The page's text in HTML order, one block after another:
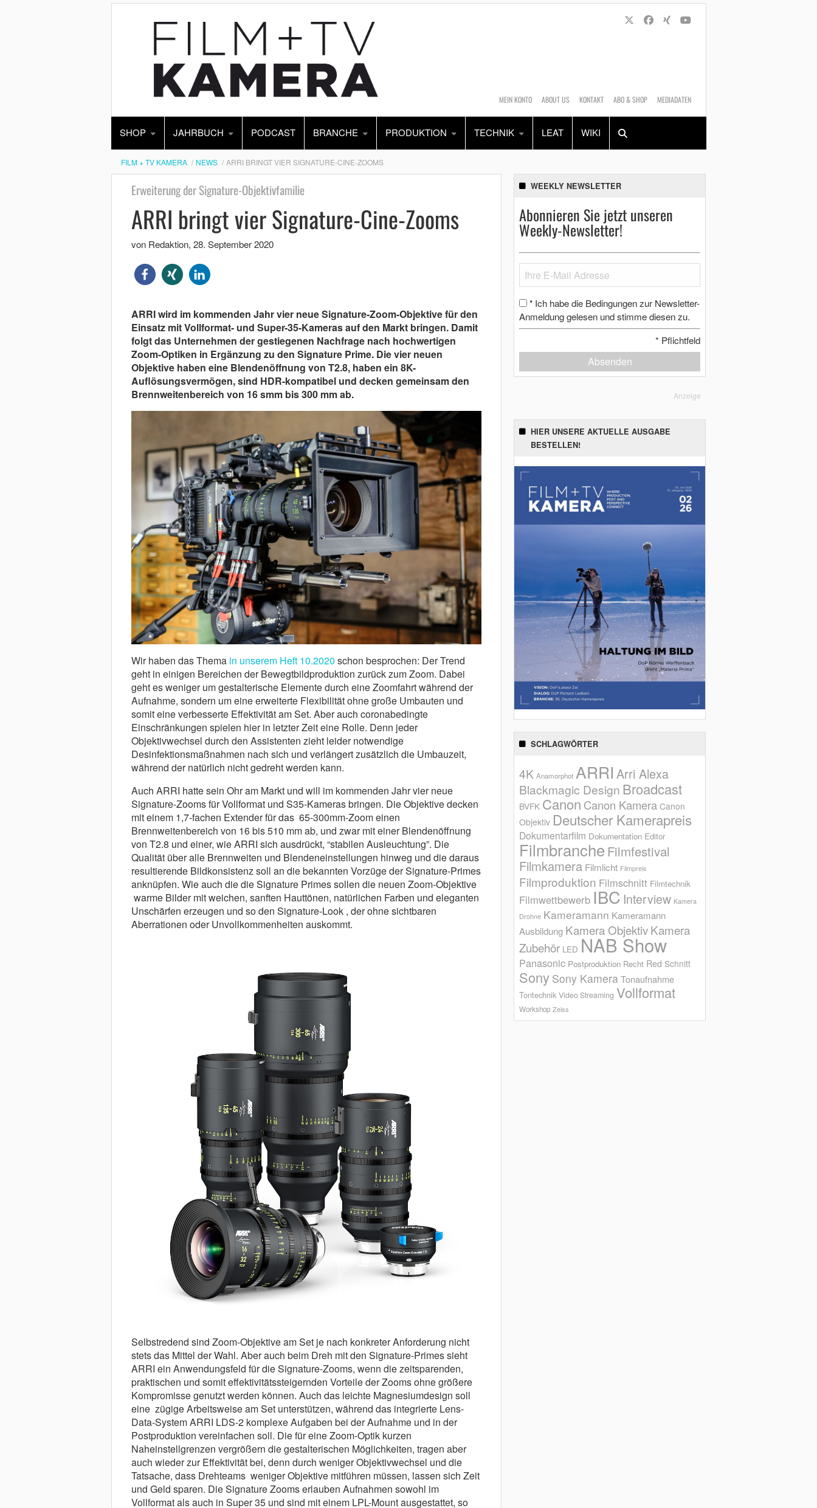
MEIN KONTO ABOUT US KONTAKT ABO & SHOP MEDIADATEN
SHOP JAHRBUCH PODCAST BRANCHE PRODUKTION TECHNIK LEAT WIKI
Alles Shop
FILM + TV KAMERA NEWS ARRI BRINGT VIER SIGNATURE-CINE-ZOOMS
Erweiterung der Signature-Objektivfamilie
ARRI bringt vier Signature-Cine-Zooms
von Redaktion, 28. September 2020
ARRI wird im kommenden Jahr vier neue Signature-Zoom-Objektive für den
Einsatz mit Vollformat- und Super-35-Kameras auf den Markt bringen. Damit
folgt das Unternehmen der gestiegenen Nachfrage nach hochwertigen
Zoom-Optiken in Ergänzung zu den Signature Prime. Die vier neuen
Objektive haben eine Blendenöffnung von T2.8, haben ein 8K-
Auflösungsvermögen, sind HDR-kompatibel und decken gemeinsam den
Brennweitenbereich von 16 smm bis 300 mm ab.
Wir haben das Thema in unserem Heft 10.2020 schon besprochen: Der Trend
geht in einigen Bereichen der Bewegtbildproduktion zurück zum Zoom. Dabei
geht es weniger um gestalterische Elemente durch eine Zoomfahrt während der
Aufnahme, sondern um eine erweiterte Flexibilität ohne große Umbauten und
somit eine verbesserte Effektivität am Set. Aber auch coronabedingte
Einschränkungen spielen hier in letzter Zeit eine Rolle. Denn jeder
Objektivwechsel durch den Assistenten zieht leider notwendige
Desinfektionsmaßnahmen nach sich und verlängert zusätzlich die Umbauzeit,
während der natürlich nicht gedreht werden kann.
Auch ARRI hatte sein Ohr am Markt und will im kommenden Jahr vier neue
Signature-Zooms für Vollformat und S35-Kameras bringen. Die Objektive decken
mit einem 1,7-fachen Extender für das 65-300mm-Zoom einen
Brennweitenbereich von 16 bis 510 mm ab, und zwar mit einer Blendenöffnung
von T2.8 und einer, wie ARRI sich ausdrückt, “stabilen Ausleuchtung”. Die
Qualität über alle Brennweiten und Blendeneinstellungen hinweg und die daraus
resultierende Bildkonsistenz soll an die bekannten Vorzüge der Signature-Primes
anknüpfen. Wie auch die die Signature Primes sollen die neuen Zoom-Objektive
warme Bilder mit weichen, sanften Hauttönen, natürlichen Farben und eleganten
Unschärfen erzeugen und so den Signature-Look , der ohne sichtbaren
Aberrationen oder Unvollkommenheiten auskommt.
Selbstredend sind Zoom-Objektive am Set je nach konkreter Anforderung nicht
stets das Mittel der Wahl. Aber auch beim Dreh mit den Signature-Primes sieht
ARRI ein Anwendungsfeld für die Signature-Zooms, wenn die zeitsparenden,
praktischen und somit effektivitätssteigernden Vorteile der Zooms ohne größere
Kompromisse genutzt werden können. Auch das leichte Magnesiumdesign soll
eine zügige Arbeitsweise am Set unterstützen, während das integrierte Lens-
Data-System ARRI LDS-2 komplexe Aufgaben bei der Aufnahme und in der
Postproduktion vereinfachen soll. Die für eine Zoom-Optik kurzen
Naheinstellgrenzen vergrößern die gestalterischen Möglichkeiten, tragen aber
auch wieder zur Effektivität bei, denn durch weniger Objektivwechsel und die
Tatsache, dass Drehteams weniger Objektive mitführen müssen, lassen sich Zeit
und Geld sparen. Die Signature Zooms erlauben Aufnahmen sowohl im
Vollformat als auch in Super 35 und sind mit einem LPL-Mount ausgestattet, so
WEEKLY NEWSLETTER
Abonnieren Sie jetzt unseren
Weekly-Newsletter!
* Ich habe die Bedingungen zur Newsletter-
Anmeldung gelesen und stimme diesen zu.
* Pflichtfeld
Absenden
Anzeige
HIER UNSERE AKTUELLE AUSGABE
BESTELLEN!
SCHLAGWÖRTER
4K Anamorphot ARRI Arri Alexa
Blackmagic Design Broadcast
BVFK Canon Canon Kamera Canon
Objektiv Deutscher Kamerapreis
Dokumentarfilm Dokumentation Editor
Filmbranche Filmfestival
Filmkamera Filmlicht Filmpreis
Filmproduktion Filmschnitt Filmtechnik
Filmwettbewerb IBC Interview Kamera
Drohne Kameramann Kameramann
Ausbildung Kamera ObjektivKamera
Zubehör LED NAB Show
Panasonic Postproduktion Recht Red Schnitt
Sony Sony KameraTonaufnahme
Tontechnik Video Streaming Vollformat
Workshop Zeiss